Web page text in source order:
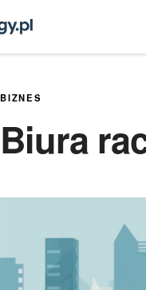
BIZNES
Biura